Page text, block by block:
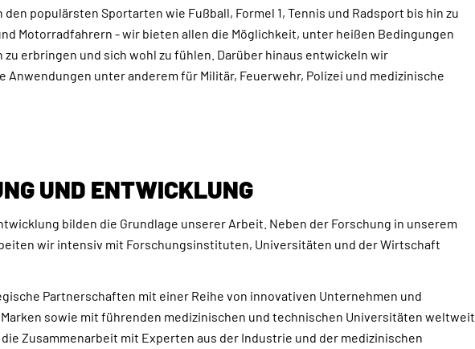
populärsten Sportarten wie Fußball, Formel 1, Tennis und Radsport bis hin zu
Motorradfahrern - wir bieten allen die Möglichkeit, unter heißen Bedingungen
erbringen und sich wohl zu fühlen. Darüber hinaus entwickeln wir
Anwendungen unter anderem für Militär, Feuerwehr, Polizei und medizinische
UND ENTWICKLUNG
bilden die Grundlage unserer Arbeit. Neben der Forschung in unserem
wir intensiv mit Forschungsinstituten, Universitäten und der Wirtschaft
Partnerschaften mit einer Reihe von innovativen Unternehmen und
sowie mit führenden medizinischen und technischen Universitäten weltweit
Zusammenarbeit mit Experten aus der Industrie und der medizinischen